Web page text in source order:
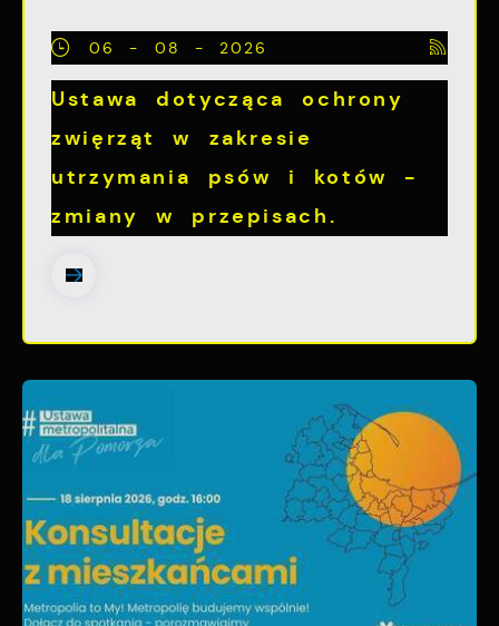
06 - 08 - 2026
Ustawa dotycząca ochrony
zwięrząt w zakresie
utrzymania psów i kotów -
zmiany w przepisach.